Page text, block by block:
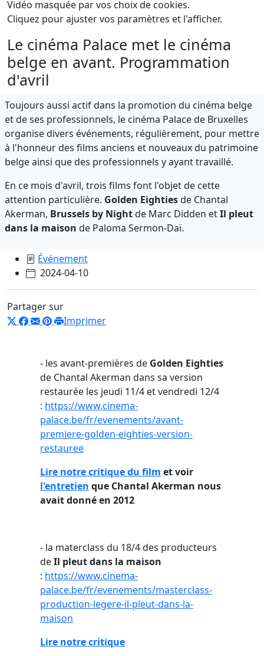
Vidéo masquée par vos choix de cookies.
Cliquez pour ajuster vos paramètres et l'afficher.
Le cinéma Palace met le cinéma
belge en avant. Programmation
d'avril
Toujours aussi actif dans la promotion du cinéma belge
et de ses professionnels, le cinéma Palace de Bruxelles
organise divers événements, régulièrement, pour mettre
à l'honneur des films anciens et nouveaux du patrimoine
belge ainsi que des professionnels y ayant travaillé.
En ce mois d'avril, trois films font l'objet de cette
attention particulière. Golden Eightiesde Chantal
Akerman, Brussels by Nightde Marc Didden etIl pleut
dans la maison de Paloma Sermon-Daï.
Événement
2024-04-10
Partager sur
Imprimer
- les avant-premières de Golden Eighties
de Chantal Akerman dans sa version
restaurée les jeudi 11/4 et vendredi 12/4
: https://www.cinema-
palace.be/fr/evenements/avant-
premiere-golden-eighties-version-
restauree
Lire notre critique du film et voir
l'entretien que Chantal Akerman nous
avait donné en 2012
- la materclass du 18/4 des producteurs
deIl pleut dans la maison
: https://www.cinema-
palace.be/fr/evenements/masterclass-
production-legere-il-pleut-dans-la-
maison
Lire notre critique